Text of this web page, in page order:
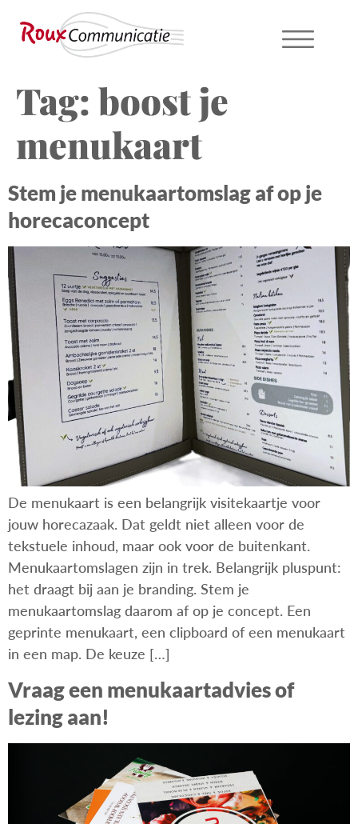
Tag: boost je
menukaart
Stem je menukaartomslag af op je
horecaconcept
De menukaart is een belangrijk visitekaartje voor
jouw horecazaak. Dat geldt niet alleen voor de
tekstuele inhoud, maar ook voor de buitenkant.
Menukaartomslagen zijn in trek. Belangrijk pluspunt:
het draagt bij aan je branding. Stem je
menukaartomslag daarom af op je concept. Een
geprinte menukaart, een clipboard of een menukaart
in een map. De keuze […]
Vraag een menukaartadvies of
lezing aan!